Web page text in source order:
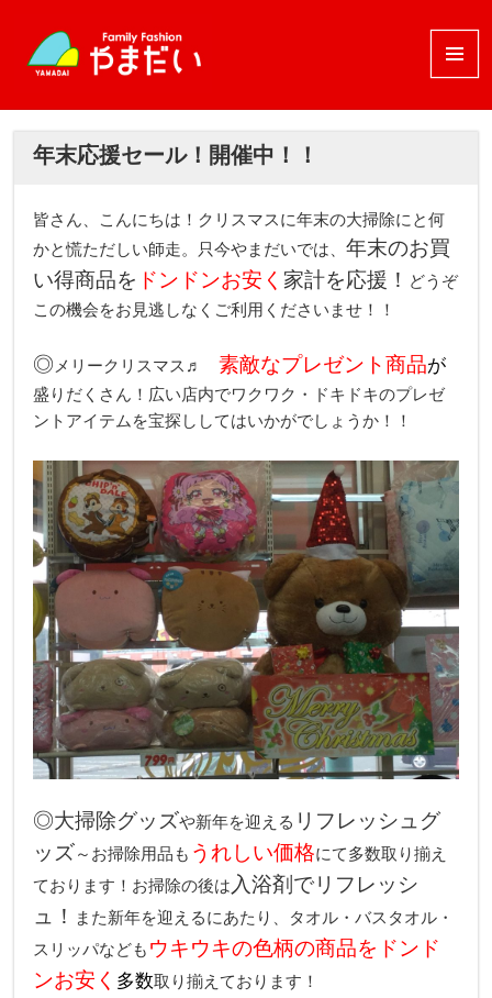
メニュ
ーとウ
年末応援セール！開催中！！
皆さん、こんにちは！クリスマスに年末の大掃除にと何
かと慌ただしい師走。只今やまだいでは、年末のお買
い得商品を ドンドンお安く 家計を応援！ どうぞ
この機会をお見逃しなくご利用くださいませ！！
◎メリークリスマス♬素敵なプレゼント商品が
盛りだくさん！広い店内でワクワク・ドキドキのプレゼ
ントアイテムを宝探ししてはいかがでしょうか！！
◎大掃除グッズや新年を迎える リフレッシュグ
ッズ～お掃除用品も うれしい価格にて多数取り揃え
ております！お掃除の後は入浴剤でリフレッシ
ュ！
また新年を迎えるにあたり、タオル・バスタオル・
スリッパなども ウキウキの色柄の商品をドンド
ンお安く 多数取り揃えております！